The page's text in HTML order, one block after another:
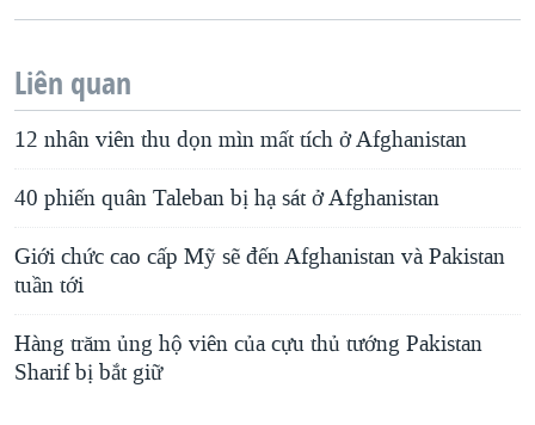
Liên quan
12 nhân viên thu dọn mìn mất tích ở Afghanistan
40 phiến quân Taleban bị hạ sát ở Afghanistan
Giới chức cao cấp Mỹ sẽ đến Afghanistan và Pakistan
tuần tới
Hàng trăm ủng hộ viên của cựu thủ tướng Pakistan
Sharif bị bắt giữ